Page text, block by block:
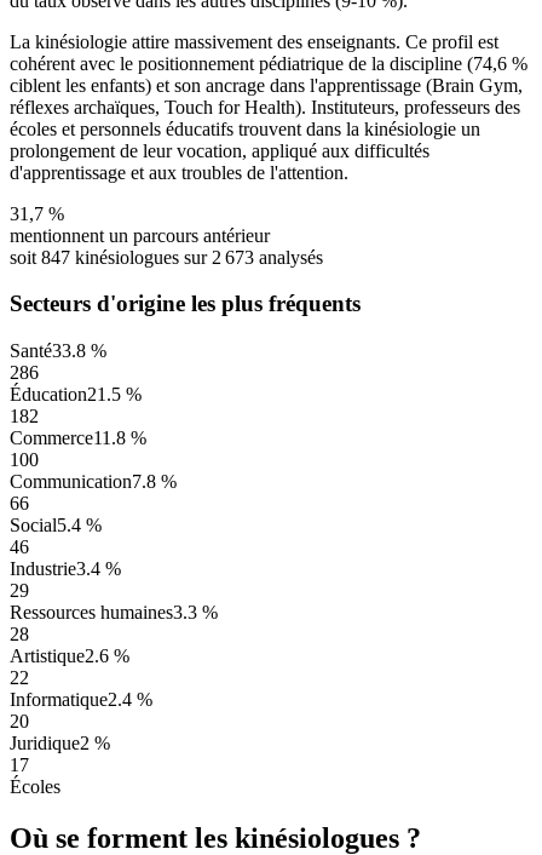
La kinésiologie attire massivement des enseignants. Ce profil est
cohérent avec le positionnement pédiatrique de la discipline (74,6 %
ciblent les enfants) et son ancrage dans l'apprentissage (Brain Gym,
réflexes archaïques, Touch for Health). Instituteurs, professeurs des
écoles et personnels éducatifs trouvent dans la kinésiologie un
prolongement de leur vocation, appliqué aux difficultés
d'apprentissage et aux troubles de l'attention.
31,7 %
mentionnent un parcours antérieur
soit 847 kinésiologues sur 2 673 analysés
Secteurs d'origine les plus fréquents
Santé33.8 %
286
Éducation21.5 %
182
Commerce11.8 %
100
Communication7.8 %
66
Social5.4 %
46
Industrie3.4 %
29
Ressources humaines3.3 %
28
Artistique2.6 %
22
Informatique2.4 %
20
Juridique2 %
17
Écoles
Où se forment les kinésiologues ?